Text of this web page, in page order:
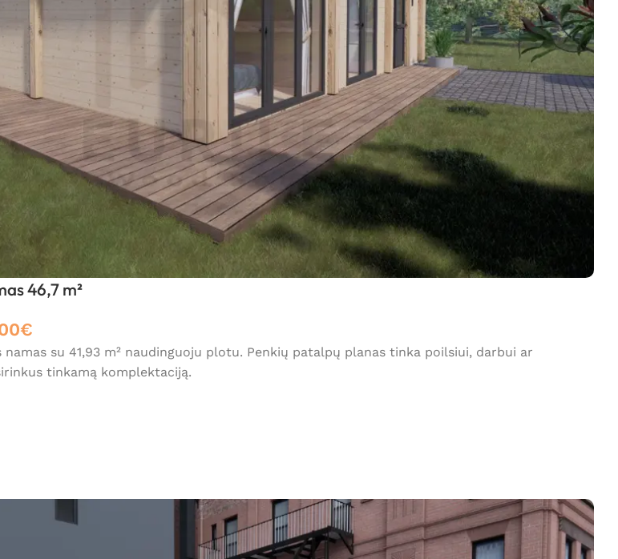
46,7 m²
€
namas su 41,93 m² naudinguoju plotu. Penkių patalpų planas tinka poilsiui, darbui ar
tinkamą komplektaciją.